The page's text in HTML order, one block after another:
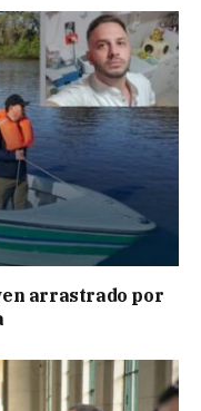
arrastrado por